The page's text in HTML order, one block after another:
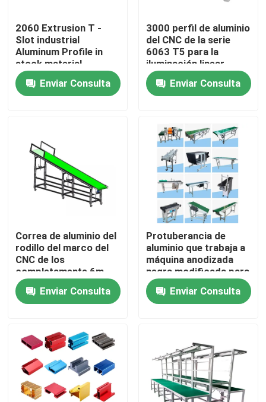
Inicio
Sobre nosotros
Productos
Perfil de aluminio industrial
Perfil de aluminio de la protuberancia
V perfil de aluminio de la ranura
Perfil de aluminio modificado para requisitos
perfil del aluminio del CNC
2060 Extrusion T -
Slot industrial
Aluminum Profile in
stock material
Enviar Consulta
3000 perfil de aluminio
del CNC de la serie
6063 T5 para la
iluminación linear
Enviar Consulta
Correa de aluminio del
rodillo del marco del
CNC de los
completamente 6m
para el puesto de
trabajoEnviar Consulta
Protuberancia de
aluminio que trabaja a
máquina anodizada
negra modificada para
requisitos
particulares del CNC
Enviar Consulta